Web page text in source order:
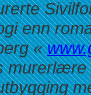
enn
«